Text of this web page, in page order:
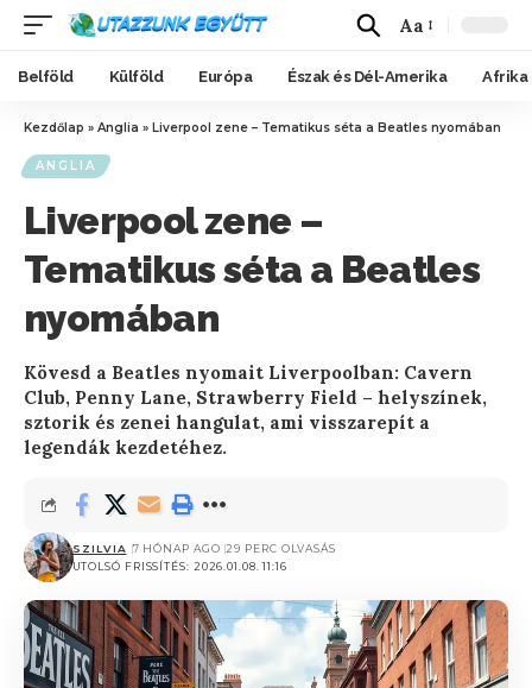
Aa
Belföld Külföld Európa Észak és Dél-Amerika Afrika
Kezdőlap » Anglia » Liverpool zene – Tematikus séta a Beatles nyomában
ANGLIA
Liverpool zene –
Tematikus séta a Beatles
nyomában
Kövesd a Beatles nyomait Liverpoolban: Cavern
Club, Penny Lane, Strawberry Field – helyszínek,
sztorik és zenei hangulat, ami visszarepít a
legendák kezdetéhez.
UTOLSÓ FRISSÍTÉS: 2026.01.08. 11:16
SZILVIA 7 HÓNAP AGO 29 PERC OLVASÁS